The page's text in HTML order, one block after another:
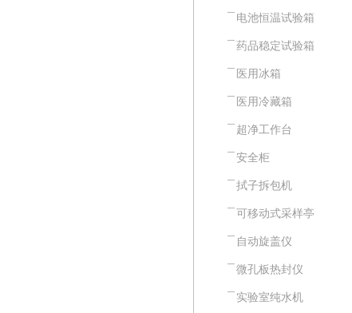
电池恒温试验箱
药品稳定试验箱
医用冰箱
医用冷藏箱
超净工作台
安全柜
拭子拆包机
可移动式采样亭
自动旋盖仪
微孔板热封仪
实验室纯水机